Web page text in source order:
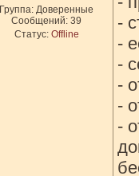
Группа: Доверенные
Сообщений: 39
Статус: Offline
-
-
-
-
-
-